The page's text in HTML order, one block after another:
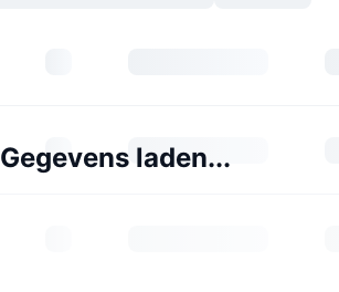
Gegevens laden...